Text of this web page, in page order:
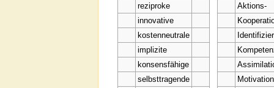
reziproke
innovative
kostenneutrale
implizite
konsensfähige
selbsttragende
Aktions-